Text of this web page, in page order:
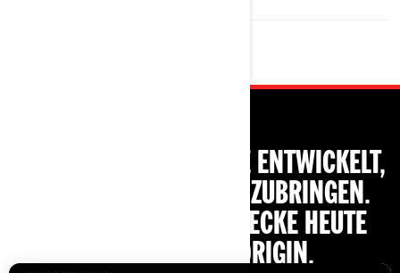
CAN-AM ORIGIN WURDE ENTWICKELT,
UM DICH ÜBERALL HINZUBRINGEN.
STEIGE EIN UND ENTDECKE HEUTE
NOCH CAN-AM ORIGIN.